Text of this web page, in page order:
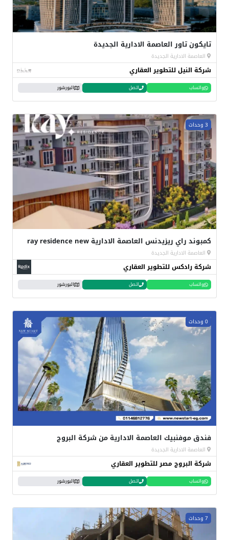
تايكون تاور العاصمة الادارية الجديدة
العاصمة الادارية الجديدة
شركة النيل للتطوير العقاري
واتساب اتصل البورشور
3 وحدات
كمبوند راي ريزيدنس العاصمة الادارية ray residence new
العاصمة الادارية الجديدة
شركة رادكس للتطوير العقاري
واتساب اتصل البورشور
0 وحدات
فندق موفنبيك العاصمة الادارية من شركة البروج
العاصمة الادارية الجديدة
شركة البروج مصر للتطوير العقاري
واتساب اتصل البورشور
7 وحدات